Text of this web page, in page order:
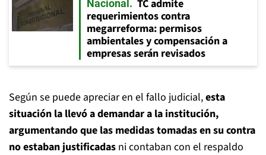
Nacional
TC admite
requerimientos contra
megarreforma: permisos
ambientales y compensación a
empresas serán revisados
Según se puede apreciar en el fallo judicial,esta
situación la llevó a demandar a la institución,
argumentando que las medidas tomadas en su contra
no estaban justificadas ni contaban con el respaldo